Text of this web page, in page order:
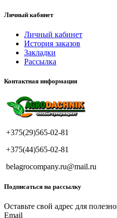
Личный кабинет
Личный кабинет
История заказов
Закладки
Рассылка
Контактная информация
+375(29)565-02-81
+375(44)565-02-81
belagrocompany.ru@mail.ru
Подписаться на рассылку
Оставьте свой адрес для
Email